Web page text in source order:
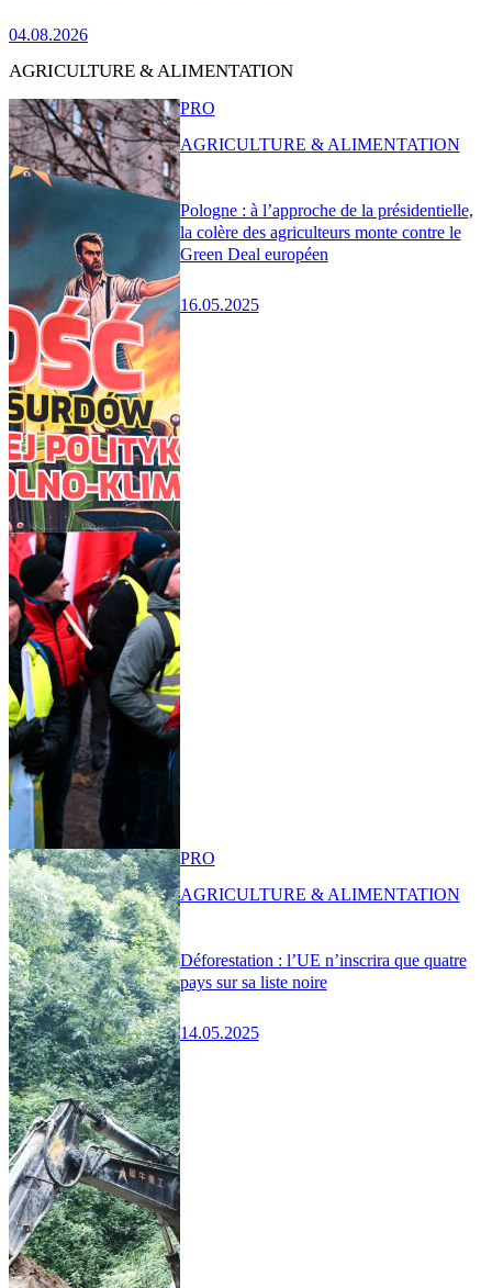
04.08.2026
AGRICULTURE & ALIMENTATION
Pologne : à l’approche de la présidentielle,
la colère des agriculteurs monte contre le
Green Deal européen
16.05.2025
PRO
AGRICULTURE & ALIMENTATION
Déforestation : l’UE n’inscrira que quatre
pays sur sa liste noire
14.05.2025
PRO
AGRICULTURE & ALIMENTATION